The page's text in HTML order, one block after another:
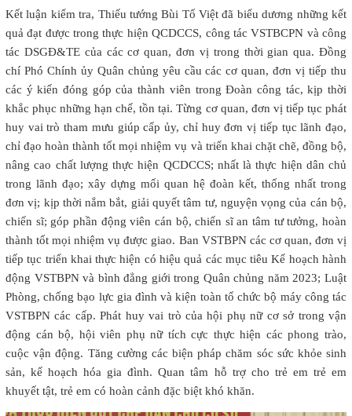
Kết luận kiểm tra, Thiếu tướng Bùi Tố Việt đã biểu dương những kết
quả đạt được trong thực hiện QCDCCS, công tác VSTBCPN và công
tác DSGĐ&TE của các cơ quan, đơn vị trong thời gian qua. Đồng
chí Phó Chính ủy Quân chủng yêu cầu các cơ quan, đơn vị tiếp thu
các ý kiến đóng góp của thành viên trong Đoàn công tác, kịp thời
khắc phục những hạn chế, tồn tại. Từng cơ quan, đơn vị tiếp tục phát
huy vai trò tham mưu giúp cấp ủy, chỉ huy đơn vị tiếp tục lãnh đạo,
chỉ đạo hoàn thành tốt mọi nhiệm vụ và triển khai chặt chẽ, đồng bộ,
nâng cao chất lượng thực hiện QCDCCS; nhất là thực hiện dân chủ
trong lãnh đạo; xây dựng mối quan hệ đoàn kết, thống nhất trong
đơn vị; kịp thời nắm bắt, giải quyết tâm tư, nguyện vọng của cán bộ,
chiến sĩ; góp phần động viên cán bộ, chiến sĩ an tâm tư tưởng, hoàn
thành tốt mọi nhiệm vụ được giao. Ban VSTBPN các cơ quan, đơn vị
tiếp tục triển khai thực hiện có hiệu quả các mục tiêu Kế hoạch hành
động VSTBPN và bình đẳng giới trong Quân chủng năm 2023; Luật
Phòng, chống bạo lực gia đình và kiện toàn tổ chức bộ máy công tác
VSTBPN các cấp. Phát huy vai trò của hội phụ nữ cơ sở trong vận
động cán bộ, hội viên phụ nữ tích cực thực hiện các phong trào,
cuộc vận động. Tăng cường các biện pháp chăm sóc sức khỏe sinh
sản, kế hoạch hóa gia đình. Quan tâm hỗ trợ cho trẻ em trẻ em
khuyết tật, trẻ em có hoàn cảnh đặc biệt khó khăn.